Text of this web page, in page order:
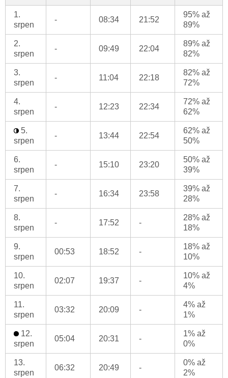
1.
srpen
- 08:34 21:52
95% až
89%
2.
srpen
- 09:49 22:04
89% až
82%
3.
srpen
- 11:04 22:18
82% až
72%
4.
srpen
- 12:23 22:34
72% až
62%
5.
srpen
- 13:44 22:54
62% až
50%
6.
srpen
- 15:10 23:20
50% až
39%
7.
srpen
- 16:34 23:58
39% až
28%
8.
srpen
- 17:52 -
28% až
18%
9.
srpen
00:53 18:52 -
18% až
10%
10.
srpen
02:07 19:37 -
10% až
4%
11.
srpen
03:32 20:09 -
4% až
1%
12.
srpen
05:04 20:31 -
1% až
0%
13.
srpen
06:32 20:49 -
0% až
2%